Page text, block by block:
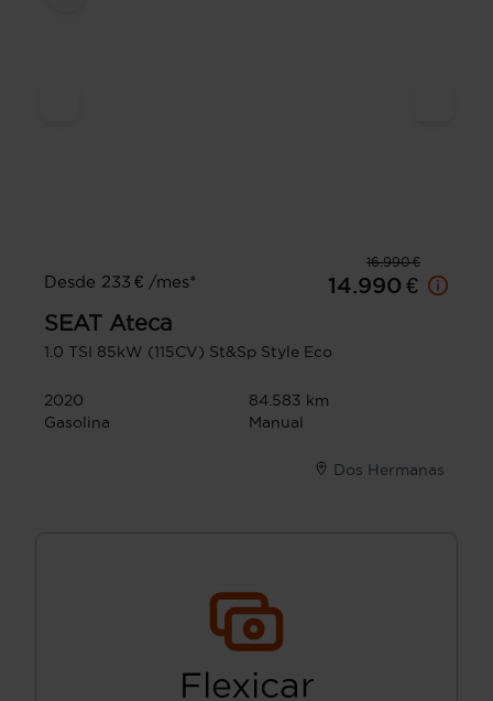
16.990 €
Desde 233 € /mes*
14.990 €
SEAT Ateca
1.0 TSI 85kW (115CV) St&Sp Style Eco
2020
84.583 km
Gasolina
Manual
Dos Hermanas
Flexicar